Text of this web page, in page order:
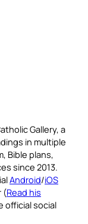
Gallery, a
in multiple
Bible plans,
since 2013.
Android/iOS
(Read his
official social